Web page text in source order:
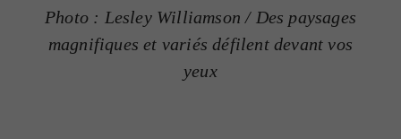
Photo : Lesley Williamson / Des paysages
magnifiques et variés défilent devant vos
yeux